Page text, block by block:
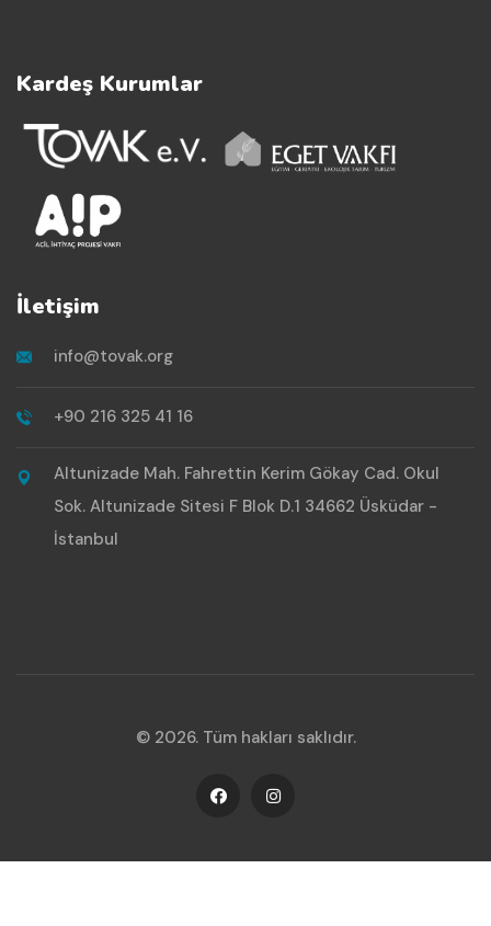
Kardeş Kurumlar
İletişim
info@tovak.org
+90 216 325 41 16
Altunizade Mah. Fahrettin Kerim Gökay Cad. Okul
Sok. Altunizade Sitesi F Blok D.1 34662 Üsküdar -
İstanbul
© 2026. Tüm hakları saklıdır.